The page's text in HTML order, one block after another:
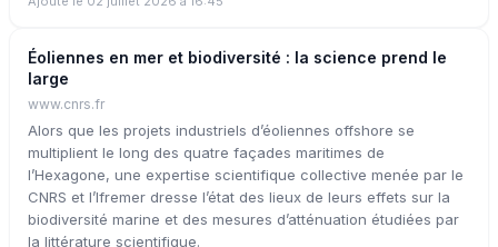
Éoliennes en mer et biodiversité : la science prend le
large
www.cnrs.fr
Alors que les projets industriels d’éoliennes offshore se
multiplient le long des quatre façades maritimes de
l’Hexagone, une expertise scientifique collective menée par le
CNRS et l’Ifremer dresse l’état des lieux de leurs effets sur la
biodiversité marine et des mesures d’atténuation étudiées par
la littérature scientifique.